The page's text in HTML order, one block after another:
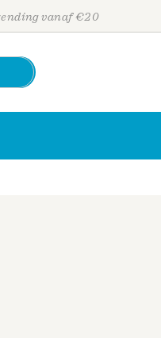
vanaf €20
Personen